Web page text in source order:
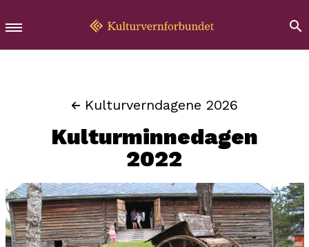
Kulturverndagene 2026
Kulturminnedagen
2022